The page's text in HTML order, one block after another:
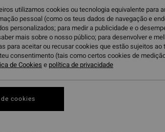
utilizamos cookies ou tecnologia equivalente para
pessoal (como os teus dados de navegação e
personalizados; para medir a publicidade e o
mais sobre o nosso público; para desenvolver e
para aceitar ou recusar cookies que estão sujeitos
consentimento (tais como certos cookies de
de Cookies e política de privacidade
cookies